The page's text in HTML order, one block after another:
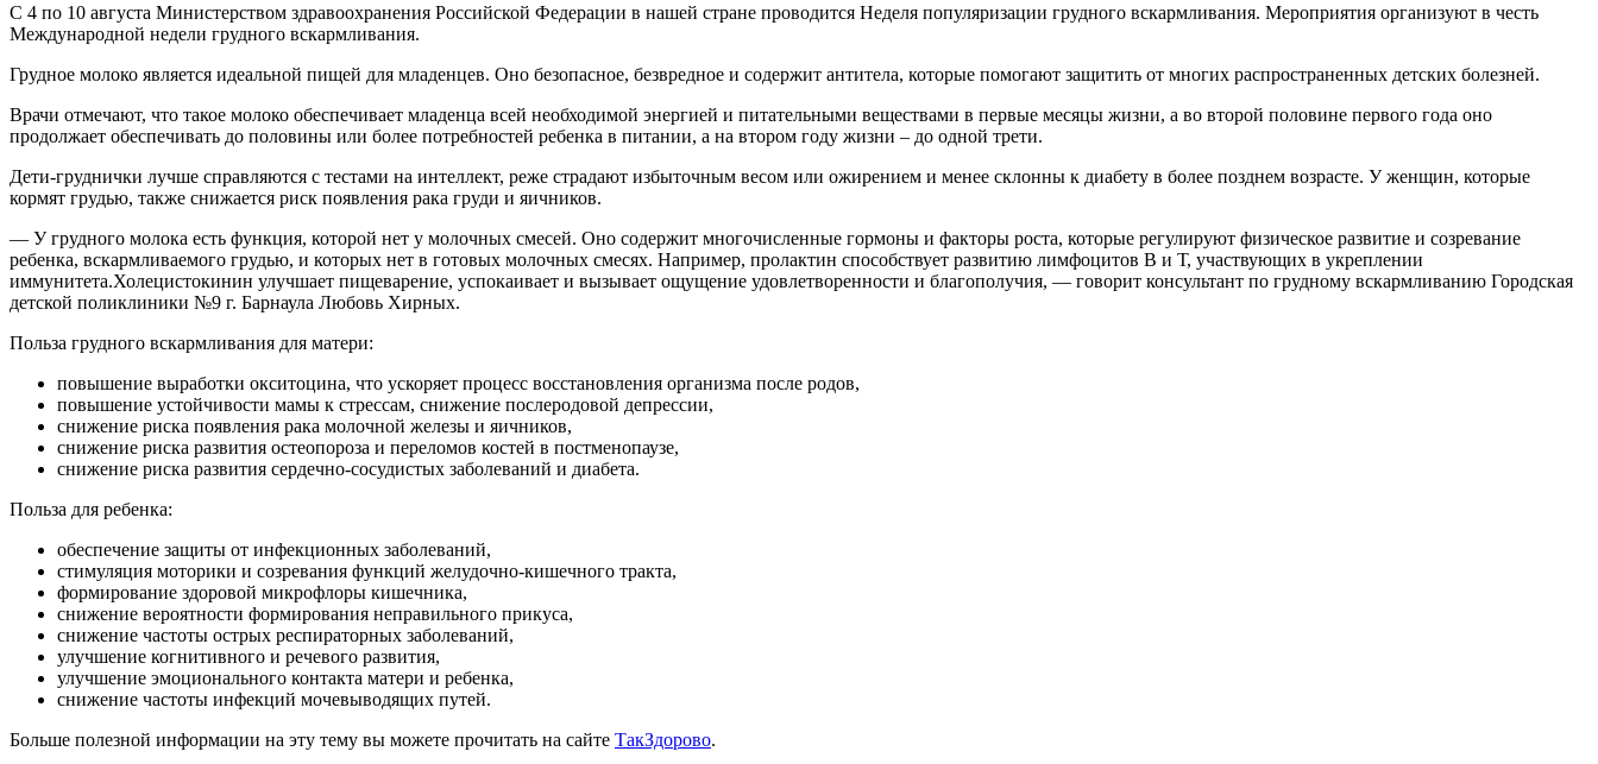
С 4 по 10 августа Министерством здравоохранения Российской Федерации в нашей стране проводится Неделя популяризации грудного вскармливания. Мероприятия организуют в честь
Международной недели грудного вскармливания.
Грудное молоко является идеальной пищей для младенцев. Оно безопасное, безвредное и содержит антитела, которые помогают защитить от многих распространенных детских болезней.
Врачи отмечают, что такое молоко обеспечивает младенца всей необходимой энергией и питательными веществами в первые месяцы жизни, а во второй половине первого года оно
продолжает обеспечивать до половины или более потребностей ребенка в питании, а на втором году жизни – до одной трети.
Дети-груднички лучше справляются с тестами на интеллект, реже страдают избыточным весом или ожирением и менее склонны к диабету в более позднем возрасте. У женщин, которые
кормят грудью, также снижается риск появления рака груди и яичников.
— У грудного молока есть функция, которой нет у молочных смесей. Оно содержит многочисленные гормоны и факторы роста, которые регулируют физическое развитие и созревание
ребенка, вскармливаемого грудью, и которых нет в готовых молочных смесях. Например, пролактин способствует развитию лимфоцитов B и Т, участвующих в укреплении
иммунитета.Холецистокинин улучшает пищеварение, успокаивает и вызывает ощущение удовлетворенности и благополучия, — говорит консультант по грудному вскармливанию Городская
детской поликлиники №9 г. Барнаула Любовь Хирных.
Польза грудного вскармливания для матери:
повышение выработки окситоцина, что ускоряет процесс восстановления организма после родов,
повышение устойчивости мамы к стрессам, снижение послеродовой депрессии,
снижение риска появления рака молочной железы и яичников,
снижение риска развития остеопороза и переломов костей в постменопаузе,
снижение риска развития сердечно-сосудистых заболеваний и диабета.
Польза для ребенка:
обеспечение защиты от инфекционных заболеваний,
стимуляция моторики и созревания функций желудочно-кишечного тракта,
формирование здоровой микрофлоры кишечника,
снижение вероятности формирования неправильного прикуса,
снижение частоты острых респираторных заболеваний,
улучшение когнитивного и речевого развития,
улучшение эмоционального контакта матери и ребенка,
снижение частоты инфекций мочевыводящих путей.
Больше полезной информации на эту тему вы можете прочитать на сайте ТакЗдорово.